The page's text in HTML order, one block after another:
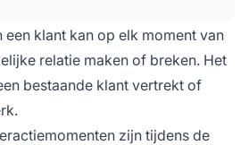
of vormen.
klant kan op elk moment van
relatie maken of breken. Het
bestaande klant vertrekt of
zijn tijdens de